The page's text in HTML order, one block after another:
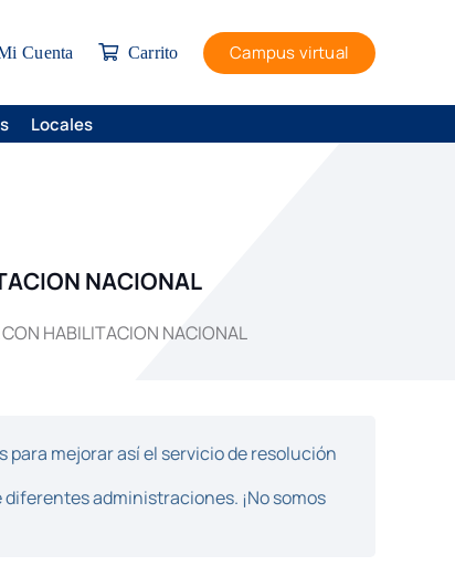
Cuenta Carrito Campus virtual
Locales
NACIONAL
HABILITACION NACIONAL
para mejorar así el servicio de resolución
administraciones. ¡No somos